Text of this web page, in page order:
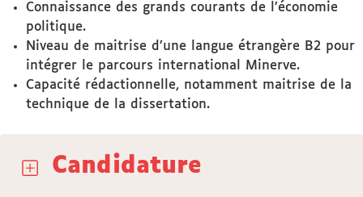
Connaissance des grands courants de l’économie
politique.
Niveau de maitrise d’une langue étrangère B2 pour
intégrer le parcours international Minerve.
Capacité rédactionnelle, notamment maitrise de la
technique de la dissertation.
Candidature